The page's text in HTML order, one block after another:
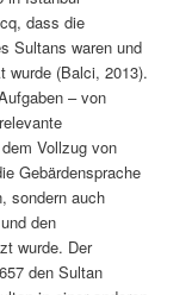
dass die
Sultans waren und
wurde (Balci, 2013).
– von
Vollzug von
Gebärdensprache
sondern auch
den
wurde. Der
den Sultan